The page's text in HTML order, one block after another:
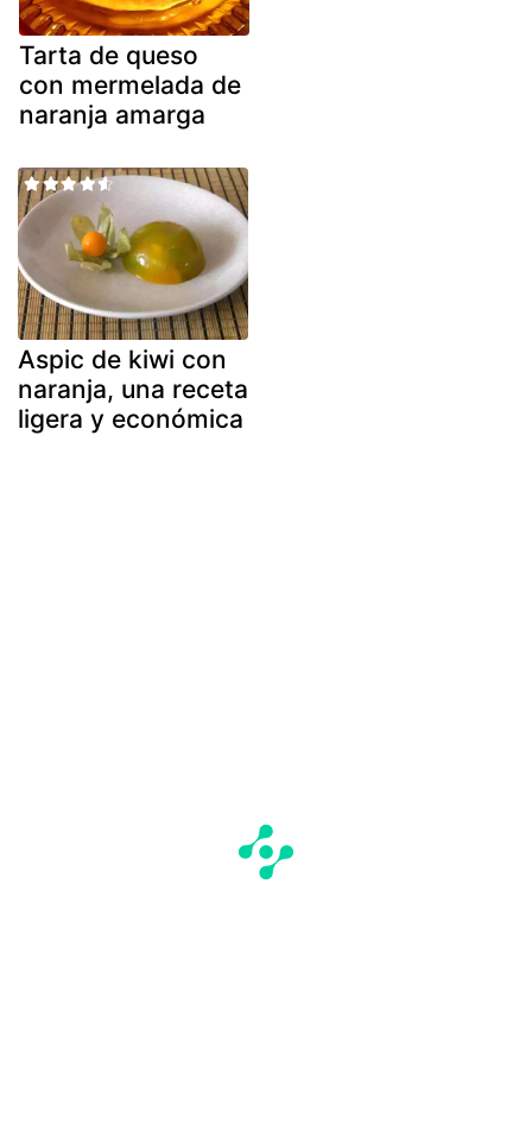
Tarta de queso
con mermelada de
naranja amarga
Aspic de kiwi con
naranja, una receta
ligera y económica